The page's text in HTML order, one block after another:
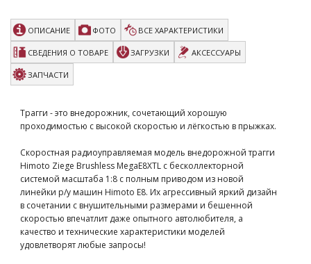
ОПИСАНИЕ ФОТО ВСЕ ХАРАКТЕРИСТИКИ
СВЕДЕНИЯ О ТОВАРЕ ЗАГРУЗКИ АКСЕССУАРЫ
ЗАПЧАСТИ
Трагги - это внедорожник, сочетающий хорошую
проходимостью с высокой скоростью и лёгкостью в прыжках.
Скоростная радиоуправляемая модель внедорожной трагги
Himoto Ziege Brushless MegaE8XTL с бесколлекторной
системой масштаба 1:8 с полным приводом из новой
линейки р/у машин Himoto E8. Их агрессивный яркий дизайн
в сочетании с внушительными размерами и бешенной
скоростью впечатлит даже опытного автолюбителя, а
качество и технические характеристики моделей
удовлетворят любые запросы!